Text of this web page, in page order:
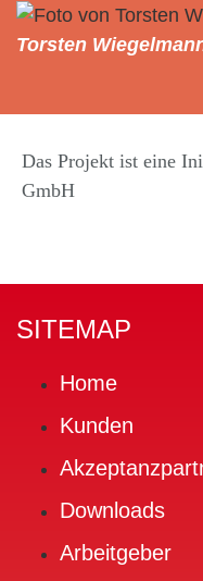
Torsten
Das Projekt ist eine
GmbH
SITEMAP
Home
Kunden
Downloads
Arbeitgeber